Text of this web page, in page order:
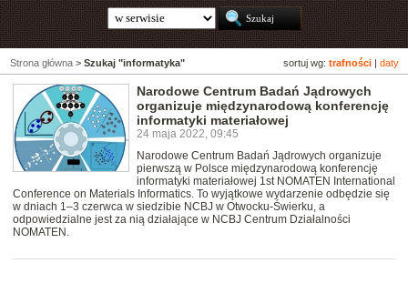
sortuj wg: trafności daty
Strona główna > Szukaj "informatyka"
Narodowe Centrum Badań Jądrowych
organizuje międzynarodową konferencję
informatyki materiałowej
24 maja 2022, 09:45
Narodowe Centrum Badań Jądrowych organizuje
pierwszą w Polsce międzynarodową konferencję
informatyki materiałowej 1st NOMATEN International
Conference on Materials Informatics. To wyjątkowe wydarzenie odbędzie się
w dniach 1–3 czerwca w siedzibie NCBJ w Otwocku-Świerku, a
odpowiedzialne jest za nią działające w NCBJ Centrum Działalności
NOMATEN.